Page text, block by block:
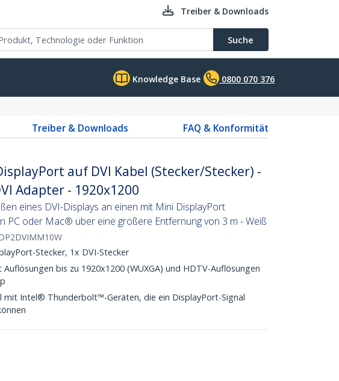
Treiber & Downloads
Suche
Knowledge Base 0800 070 376
Treiber & Downloads
FAQ & Konformität
auf DVI Kabel (Stecker/Stecker) -
Adapter - 1920x1200
eines DVI-Displays an einen mit Mini DisplayPort
PC oder Mac® über eine größere Entfernung von 3 m - Weiß
Stecker, 1x DVI-Stecker
bis zu 1920x1200 (WUXGA) und HDTV-Auflösungen
mit Intel® Thunderbolt™-Geräten, die ein DisplayPort-Signal